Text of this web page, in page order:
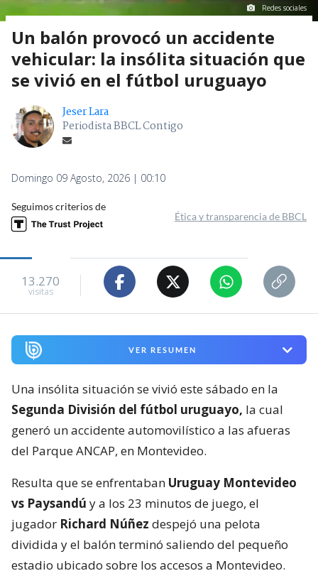
Redes sociales
Un balón provocó un accidente
vehicular: la insólita situación que
se vivió en el fútbol uruguayo
Jeser Lara
Periodista BBCL Contigo
Domingo 09 Agosto, 2026 | 00:10
Seguimos criterios de
Ética y transparencia de BBCL
13.270
visitas
VER RESUMEN
Una insólita situación se vivió este sábado en la
Segunda División del fútbol uruguayo, la cual
generó un accidente automovilístico a las afueras
del Parque ANCAP, en Montevideo.
Resulta que se enfrentaban Uruguay Montevideo
vs Paysandú y a los 23 minutos de juego, el
jugador Richard Núñez despejó una pelota
dividida y el balón terminó saliendo del pequeño
estadio ubicado sobre los accesos a Montevideo.